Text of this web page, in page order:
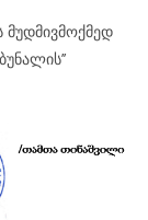
მუდმივმოქმედ